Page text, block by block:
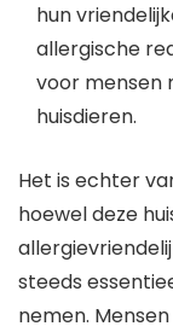
hun
allergische
voor mensen
huisdieren.
Het is echter
hoewel deze
steeds
nemen.